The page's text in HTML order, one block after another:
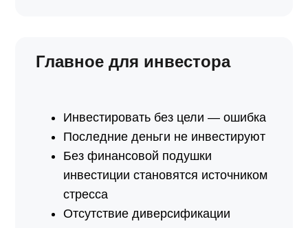
Главное для инвестора
Инвестировать без цели — ошибка
Последние деньги не инвестируют
Без финансовой подушки
инвестиции становятся источником
стресса
Отсутствие диверсификации